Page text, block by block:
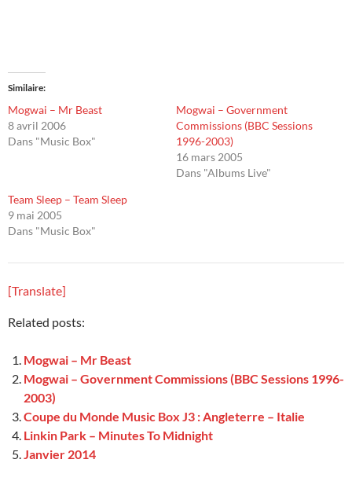
Similaire
Mogwai – Mr Beast
8 avril 2006
Dans "Music Box"
Mogwai – Government
Commissions (BBC Sessions
1996-2003)
16 mars 2005
Dans "Albums Live"
Team Sleep – Team Sleep
9 mai 2005
Dans "Music Box"
[Translate]
Related posts:
Mogwai – Mr Beast
Mogwai – Government Commissions (BBC Sessions 1996-
2003)
Coupe du Monde Music Box J3 : Angleterre – Italie
Linkin Park – Minutes To Midnight
Janvier 2014